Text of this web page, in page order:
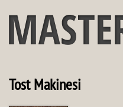
Tost Makinesi